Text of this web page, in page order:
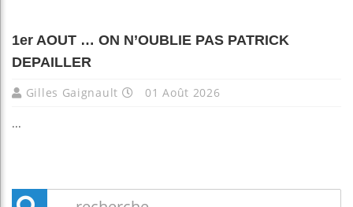
1er AOUT … ON N’OUBLIE PAS PATRICK
DEPAILLER
Gilles Gaignault 01 Août 2026
...